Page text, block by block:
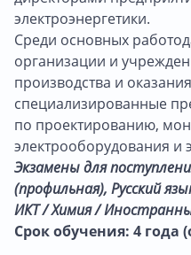
электроэнергетики.
Среди основных
организации и
производства и
специализированные
по проектированию,
электрооборудования и
Экзамены для
(профильная), Русский
ИКТ / Химия /
Срок обучения: 4 года